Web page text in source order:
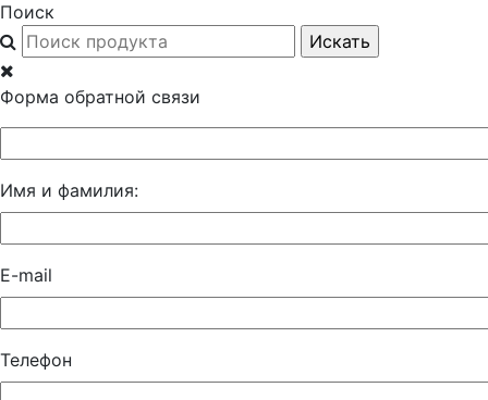
Поиск
Форма обратной связи
Имя и фамилия:
E-mail
Телефон